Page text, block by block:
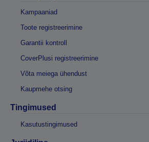
Kampaaniad
Toote registreerimine
Garantii kontroll
CoverPlusi registreerimine
Võta meiega ühendust
Kaupmehe otsing
Tingimused
Kasutustingimused